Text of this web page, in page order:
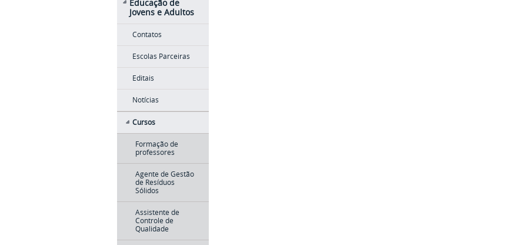
Educação de
Jovens e Adultos
Contatos
Escolas Parceiras
Editais
Notícias
Cursos
Formação de
professores
Agente de Gestão
de Resíduos
Sólidos
Assistente de
Controle de
Qualidade